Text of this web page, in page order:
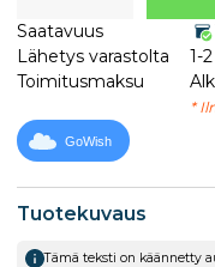
Tuotekuvaus
Tämä teksti on käännetty
Saatavuus
Lähetys varastolta
1-
Toimitusmaksu
*
GoWish